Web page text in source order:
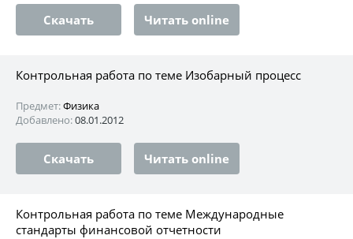
Скачать Читать online
Контрольная работа по теме Изобарный процесс
Предмет:Физика
Добавлено:08.01.2012
Скачать Читать online
Контрольная работа по теме Международные
стандарты финансовой отчетности